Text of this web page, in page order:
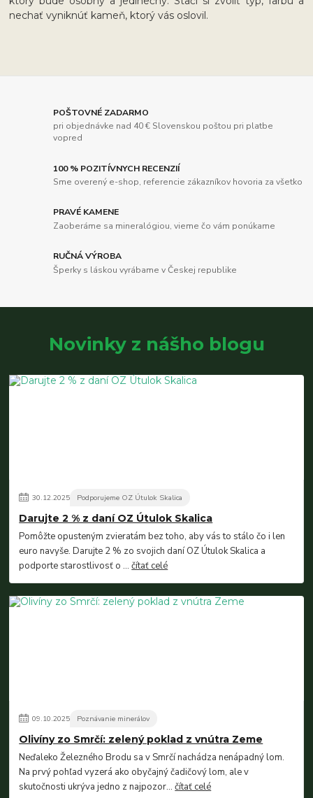
nechať vyniknúť kameň, ktorý vás oslovil.
POŠTOVNÉ ZADARMO
pri objednávke nad 40 € Slovenskou poštou pri platbe
vopred
100 % POZITÍVNYCH RECENZIÍ
Sme overený e-shop, referencie zákazníkov hovoria za všetko
PRAVÉ KAMENE
Zaoberáme sa mineralógiou, vieme čo vám ponúkame
RUČNÁ VÝROBA
Šperky s láskou vyrábame v Českej republike
Novinky z nášho blogu
30.12.2025 Podporujeme OZ Útulok Skalica
Darujte 2 % z daní OZ Útulok Skalica
Pomôžte opusteným zvieratám bez toho, aby vás to stálo čo i len
euro navyše. Darujte 2 % zo svojich daní OZ Útulok Skalica a
podporte starostlivosť o ...čítať celé
09.10.2025 Poznávanie minerálov
Olivíny zo Smrčí: zelený poklad z vnútra Zeme
Neďaleko Železného Brodu sa v Smrčí nachádza nenápadný lom.
Na prvý pohľad vyzerá ako obyčajný čadičový lom, ale v
skutočnosti ukrýva jedno z najpozor...čítať celé